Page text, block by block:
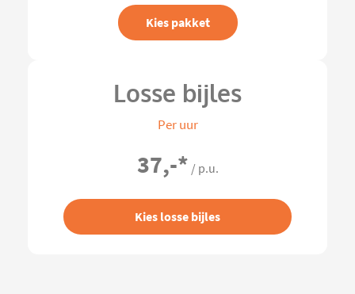
Kies pakket
Losse bijles
Per uur
37,-* / p.u.
Kies losse bijles